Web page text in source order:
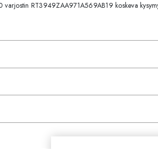
RT3949ZAA971A569AB19 koskeva